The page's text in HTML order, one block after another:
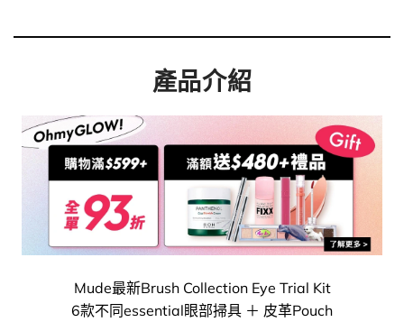
產品介紹
Mude最新Brush Collection Eye Trial Kit
6款不同essential眼部掃具 ＋ 皮革Pouch